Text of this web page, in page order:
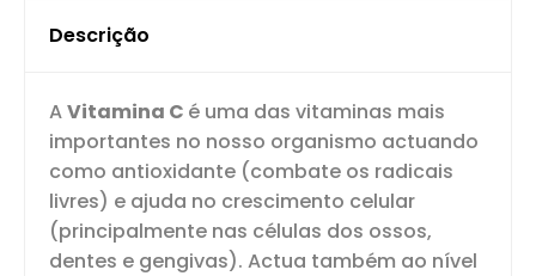
Descrição
AVitamina C é uma das vitaminas mais
importantes no nosso organismo actuando
como antioxidante (combate os radicais
livres) e ajuda no crescimento celular
(principalmente nas células dos ossos,
dentes e gengivas). Actua também ao nível